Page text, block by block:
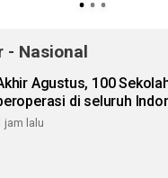
- Nasional
Agustus, 100
di seluruh
jam lalu